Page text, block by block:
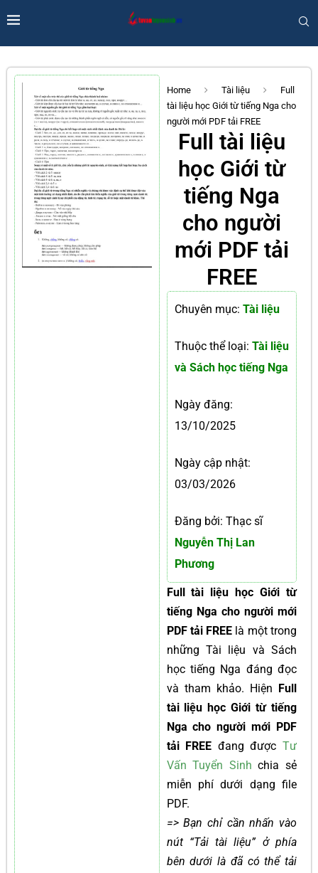
Home Tài liệu
Full
tài liệu học Giới từ tiếng Nga cho
người mới PDF tải FREE
Full tài liệu
học Giới từ
tiếng Nga
cho người
mới PDF tải
FREE
Chuyên mục: Tài liệu
Thuộc thể loại: Tài liệu
và Sách học tiếng Nga
Ngày đăng:
13/10/2025
Ngày cập nhật:
03/03/2026
Đăng bởi: Thạc sĩ
Nguyễn Thị Lan
Phương
Full tài liệu học Giới từ
tiếng Nga cho người mới
PDF tải FREE là một trong
những Tài liệu và Sách
học tiếng Nga đáng đọc
và tham khảo. Hiện Full
tài liệu học Giới từ tiếng
Nga cho người mới PDF
tải FREE đang được Tư
Vấn Tuyển Sinh chia sẻ
miễn phí dưới dạng file
PDF.
=> Bạn chỉ cần nhấn vào
nút “Tải tài liệu” ở phía
bên dưới là đã có thể tải